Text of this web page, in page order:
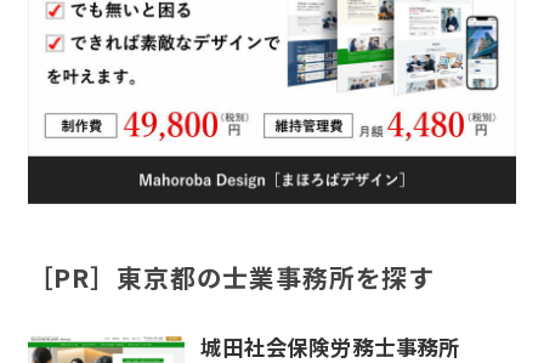
［PR］東京都の士業事務所を探す
城田社会保険労務士事務所